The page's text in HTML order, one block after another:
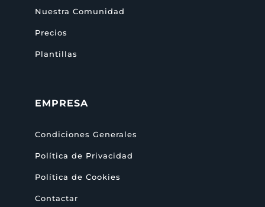
Nuestra Comunidad
Precios
Plantillas
EMPRESA
Condiciones Generales
Política de Privacidad
Política de Cookies
Contactar